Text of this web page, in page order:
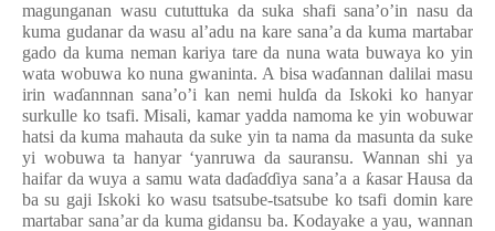
magunganan wasu cututtuka da suka shafi sana’o’in nasu da
kuma gudanar da wasu al’adu na kare sana’a da kuma martabar
gado da kuma neman kariya tare da nuna wata buwaya ko yin
wata wobuwa ko nuna gwaninta. A bisa waɗannan dalilai masu
irin waɗannnan sana’o’i kan nemi hulɗa da Iskoki ko hanyar
surkulle ko tsafi. Misali, kamar yadda namoma ke yin wobuwar
hatsi da kuma mahauta da suke yin ta nama da masunta da suke
yi wobuwa ta hanyar ‘yanruwa da sauransu. Wannan shi ya
haifar da wuya a samu wata daɗaɗɗiya sana’a a ƙasar Hausa da
ba su gaji Iskoki ko wasu tsatsube-tsatsube ko tsafi domin kare
martabar sana’ar da kuma gidansu ba. Kodayake a yau, wannan